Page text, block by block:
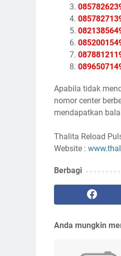
Apabila tidak
nomor center
mendapatkan
Thalita Reload
Website :
Berbagi
Anda mungkin